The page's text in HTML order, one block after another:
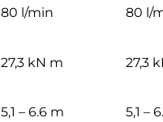
80 l/min 80 l/
27,3 kN m 27,3
5,1 – 6.6 m 5,1 –